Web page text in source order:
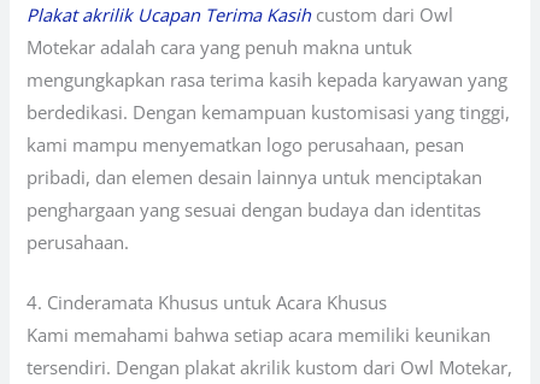
Plakat akrilik Ucapan Terima Kasihcustom dari Owl
Motekar adalah cara yang penuh makna untuk
mengungkapkan rasa terima kasih kepada karyawan yang
berdedikasi. Dengan kemampuan kustomisasi yang tinggi,
kami mampu menyematkan logo perusahaan, pesan
pribadi, dan elemen desain lainnya untuk menciptakan
penghargaan yang sesuai dengan budaya dan identitas
perusahaan.
4. Cinderamata Khusus untuk Acara Khusus
Kami memahami bahwa setiap acara memiliki keunikan
tersendiri. Dengan plakat akrilik kustom dari Owl Motekar,